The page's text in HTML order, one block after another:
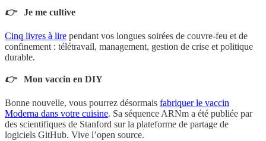
👉 Je me cultive
Cinq livres à lire pendant vos longues soirées de couvre-feu et de
confinement : télétravail, management, gestion de crise et politique
durable.
👉 Mon vaccin en DIY
Bonne nouvelle, vous pourrez désormais fabriquer le vaccin
Moderna dans votre cuisine. Sa séquence ARNm a été publiée par
des scientifiques de Stanford sur la plateforme de partage de
logiciels GitHub. Vive l’open source.